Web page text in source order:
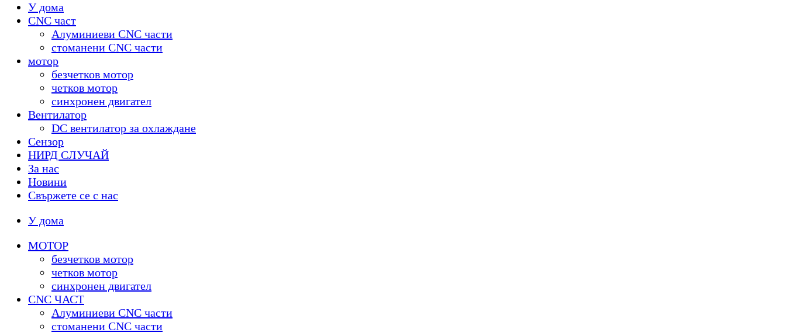
У дома
CNC част
Алуминиеви CNC части
стоманени CNC части
мотор
безчетков мотор
четков мотор
синхронен двигател
Вентилатор
DC вентилатор за охлаждане
Сензор
НИРД СЛУЧАЙ
За нас
Новини
Свържете се с нас
У дома
МОТОР
безчетков мотор
четков мотор
синхронен двигател
CNC ЧАСТ
Алуминиеви CNC части
стоманени CNC части